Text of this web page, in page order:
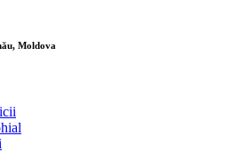
Moldova